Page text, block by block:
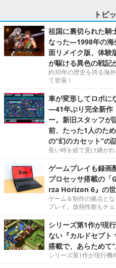
トピ
祖国に裏切られた騎
なった―1998年の海
面リメイク版、体験
が駆ける異色の戦記
約30年の歴史を誇る海
て登場！
車が変形してロボに
―41年ぶり完全新作
ー。新旧スタッフが
前、たった1人のた
の“幻のカセット”の
長い時を経て受け継が
ゲームプレイも録
プロセッサ搭載の「
rza Horizon 6』の
ゲーム＆制作の拠点と
プレイ。放熱性能もチェ
シリーズ第1作が現
ない『カルドセプト
搭載で、あらためて
シリーズ第1作が現行機